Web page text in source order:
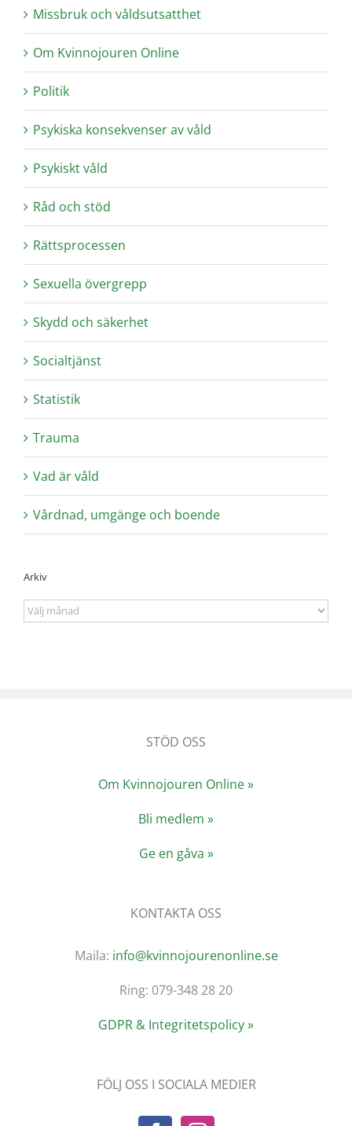
Missbruk och våldsutsatthet
Om Kvinnojouren Online
Politik
Psykiska konsekvenser av våld
Psykiskt våld
Råd och stöd
Rättsprocessen
Sexuella övergrepp
Skydd och säkerhet
Socialtjänst
Statistik
Trauma
Vad är våld
Vårdnad, umgänge och boende
Arkiv
Arkiv
STÖD OSS
Om Kvinnojouren Online »
Bli medlem »
Ge en gåva »
KONTAKTA OSS
Maila: info@kvinnojourenonline.se
Ring: 079-348 28 20
GDPR & Integritetspolicy »
FÖLJ OSS I SOCIALA MEDIER